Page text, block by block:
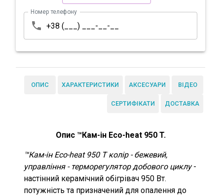
Номер телефону
ОПИС ХАРАКТЕРИСТИКИ АКСЕСУАРИ ВІДЕО
СЕРТИФІКАТИ ДОСТАВКА
Опис ™Кам-ін Eco-heat 950 T.
™Кам-ін Eco-heat 950 T колір - бежевий,
управління - терморегулятор добового циклу-
настінний керамічний обігрівач 950 Вт.
потужність та призначений для опалення до